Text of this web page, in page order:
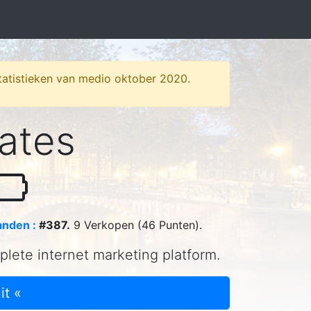
van medio oktober 2020.
: #387. 9 Verkopen (46 Punten).
internet marketing platform.
«